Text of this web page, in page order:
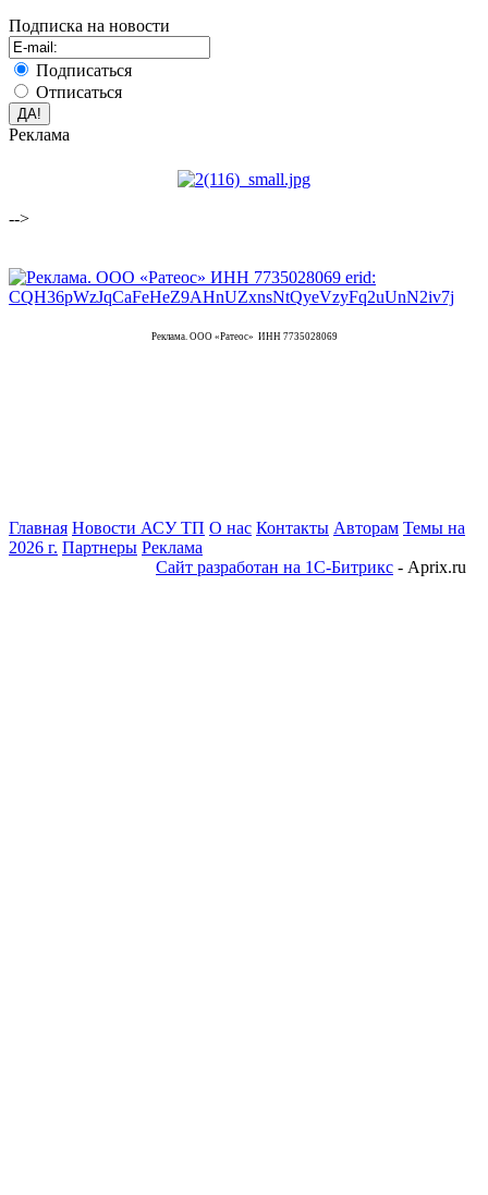
Подписка на новости
Подписаться
Отписаться
Реклама
-->
Реклама. ООО «Ратеос» ИНН 7735028069
Главная Новости АСУ ТП О нас Контакты Авторам Темы на
2026 г. Партнеры Реклама
Сайт разработан на 1С-Битрикс - Aprix.ru